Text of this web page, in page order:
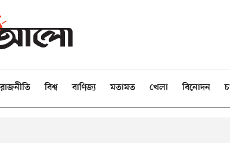
রাজনীতি বিশ্ব বাণিজ্য মতামত খেলা বিনোদন